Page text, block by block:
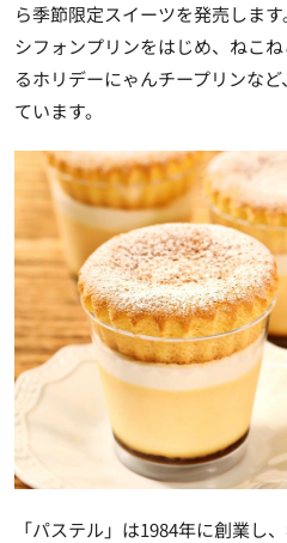
ら季節限定スイーツを発売します
シフォンプリンをはじめ、 ねこ
るホリデーにゃんチープリンな
ています。
「パステル」は1984年に創業し